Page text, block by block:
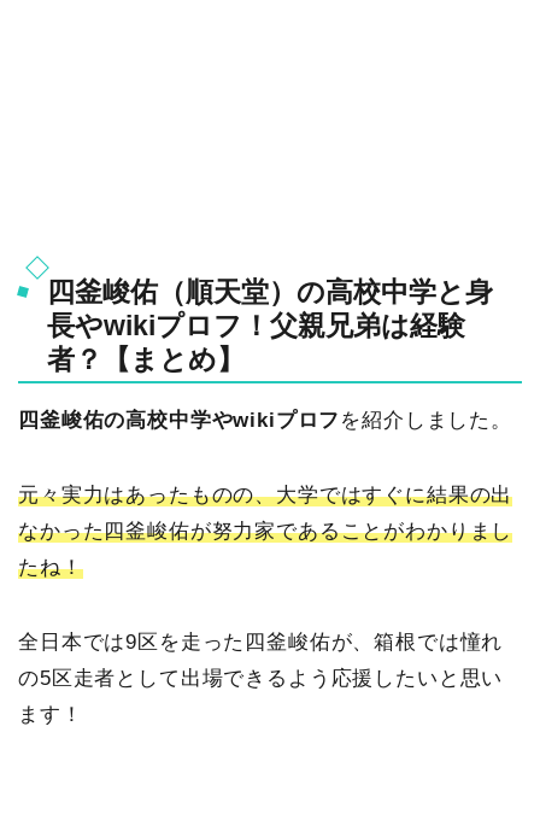
四釜峻佑（順天堂）の高校中学と身
長やwikiプロフ！父親兄弟は経験
者？【まとめ】
四釜峻佑の高校中学やwikiプロフ を紹介しました。
元々実力はあったものの、大学ではすぐに結果の出
なかった四釜峻佑が努力家であることがわかりまし
たね！
全日本では9区を走った四釜峻佑が、箱根では憧れ
の5区走者として出場できるよう応援したいと思い
ます！